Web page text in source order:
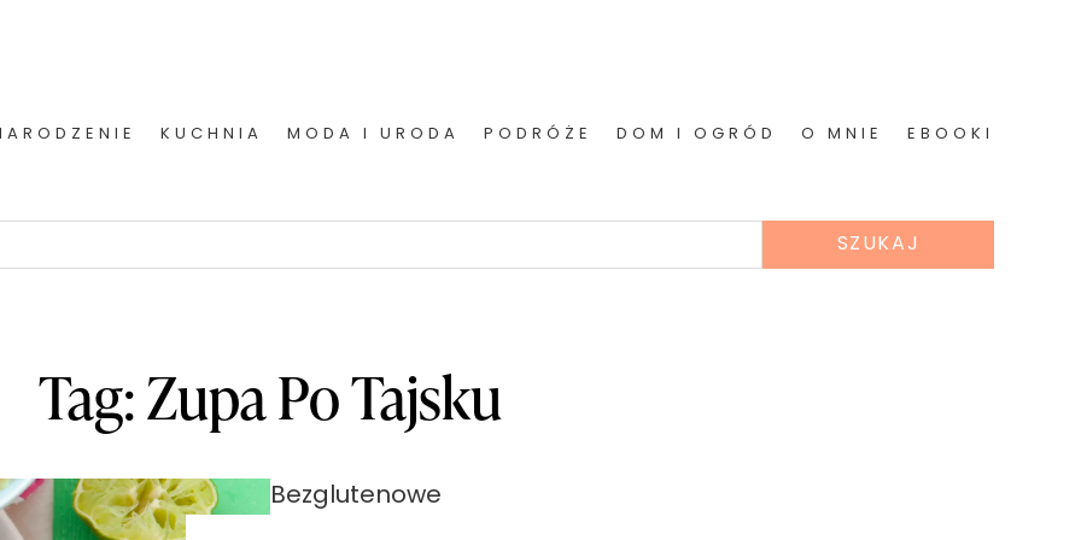
KUCHNIA MODA I URODA PODRÓŻE DOM I OGRÓD O MNIE EBOOKI
Tag:Zupa Po Tajsku
Bezglutenowe